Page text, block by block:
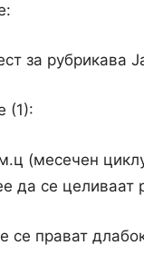
за
(1):
(месечен
да се целиваат
се прават